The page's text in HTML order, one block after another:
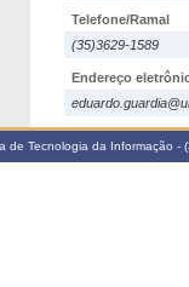
Telefone/Ramal
(35)3629-1589
Endereço
de Tecnologia da Informação